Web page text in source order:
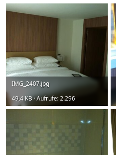
IMG_2407.jpg
49,4 KB · Aufrufe: 2.296